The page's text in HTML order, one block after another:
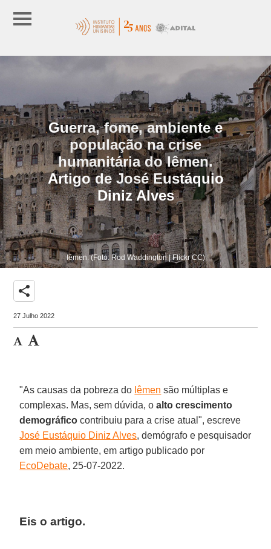
Guerra, fome, ambiente e
população na crise
humanitária do Iêmen.
Artigo de José Eustáquio
Diniz Alves
Iêmen. (Foto: Rod Waddington | Flickr CC)
share
27 Julho 2022
"As causas da pobreza do Iêmen são múltiplas e
complexas. Mas, sem dúvida, oalto crescimento
demográfico contribuiu para a crise atual", escreve
José Eustáquio Diniz Alves, demógrafo e pesquisador
em meio ambiente, em artigo publicado por
EcoDebate, 25-07-2022.
Eis o artigo.